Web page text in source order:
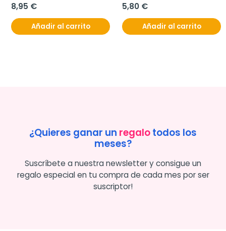
8,95 €
Añadir al carrito
5,80 €
Añadir al carrito
¿Quieres ganar un regalotodos los
meses?
Suscríbete a nuestra newsletter y consigue un
regalo especial en tu compra de cada mes por ser
suscriptor!